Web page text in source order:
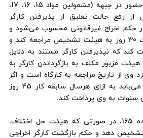
خدمت نظام‌وظیفه و یا حضور در جبهه (مشمولین مواد 15، 16، 17،
از رفع حالت تعلیق از پذیرفتن کارگر
حکم اخراج غیرقانونی محسوب می‌شود و
کارگر حق دارد ظرف مدت 30 روز به هیئت تشخیص مراجعه کند و
کند که نپذیرفتن کارگر مستند به دلایل
مزبور مکلف به بازگرداندن کارگر به
وی از تاریخ مراجعه به کارگاه است و اگر
بتواند آن را اثبات کند، می‌باید به ازای هرسال سابقه کار 45 روز
سنوات به وی پرداخت کند.
همچنین طبق تبصره ماده 165، در صورتی‌ که هیئت حل اختلاف،
تشخیص دهد و حکم بازگشت کارگر اخراجی